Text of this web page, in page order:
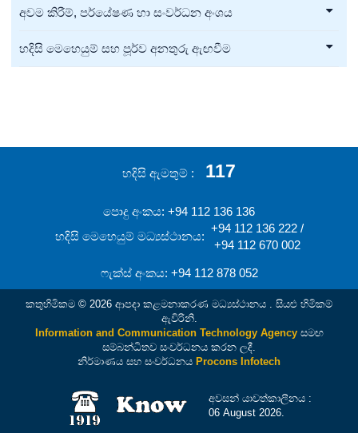
අවම කිරීම්, පර්යේෂණ හා සංවර්ධන අංශය
හදිසි මෙහෙයුම් සහ පූර්ව අනතුරු ඇඟවීම
හදිසි ඇමතුම් 117
පොදු අංකය: +94 112 136 136
හදිසි මෙහෙයුම් මධ්‍යස්ථානය:
+94 112 136 222 /
+94 112 670 002
ෆැක්ස් අංකය: +94 112 878 052
කතුහිමිකම © 2026 ආපදා කළමනාකරණ මධ්‍යස්ථානය . සියළු හිමිකම්
ඇවිරිනි.
Information and Communication Technology Agencyසමඟ
සම්බන්ධිතව සංවර්ධනය කරන ලදී.
නිර්මාණය සහ සංවර්ධනය Procons Infotech
අවසන් යාවත්කාලීනය :
06 August 2026.